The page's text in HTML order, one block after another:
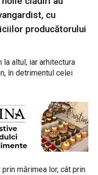
cu
producătorului
la altul, iar arhitectura
în detrimentul celei
mărimea lor, cât prin